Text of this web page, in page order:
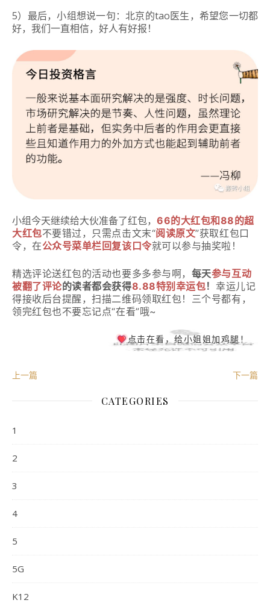
5）最后，小组想说一句：北京的tao医生，希望您一切都
好，我们一直相信，好人有好报！
小组今天继续给大伙准备了红包， 66的大红包和88的超
大红包不要错过，只需点击文末“阅读原文”获取红包口
令，在公众号菜单栏回复该口令就可以参与抽奖啦！
精选评论送红包的活动也要多多参与啊， 每天参与互动
被翻了评论的读者都会获得8.88特别幸运包！幸运儿记
得接收后台提醒，扫描二维码领取红包！
三个号都有，
领完红包也不要忘记点“在看”哦~
点击在看，给小姐姐加鸡腿！
上一篇 下一篇
CATEGORIES
1
2
3
4
5
5G
K12